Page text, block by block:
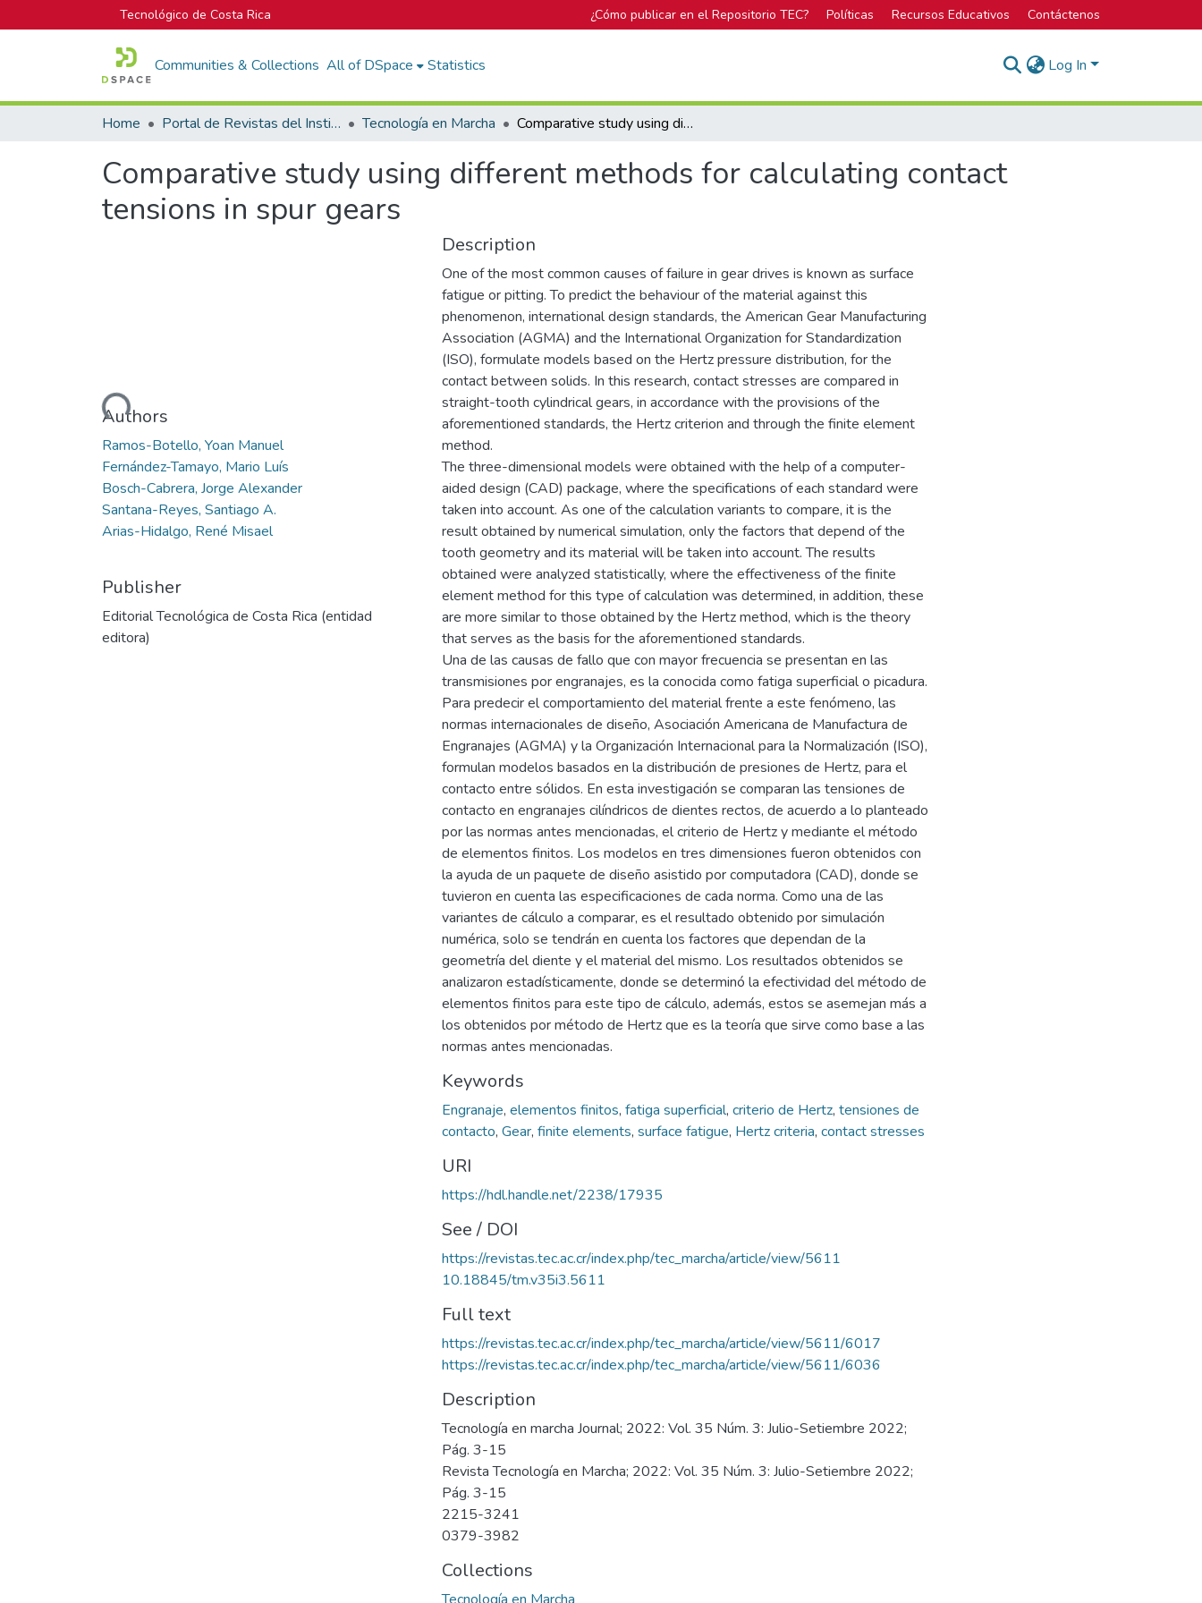
Tecnológico de Costa Rica ¿Cómo publicar en el Repositorio TEC? Políticas Recursos Educativos Contáctenos
Communities & Collections All of DSpace Statistics Log In
Home Portal de Revistas del Instituto Tecnológico de Costa Rica Tecnología en Marcha Comparative study using different methods for calculating contact tensions in spur gears
Comparative study using different methods for calculating contact
tensions in spur gears
Loading...
Authors
Ramos-Botello, Yoan Manuel
Fernández-Tamayo, Mario Luís
Bosch-Cabrera, Jorge Alexander
Santana-Reyes, Santiago A.
Arias-Hidalgo, René Misael
Publisher
Editorial Tecnológica de Costa Rica (entidad
editora)
Description
One of the most common causes of failure in gear drives is known as surface
fatigue or pitting. To predict the behaviour of the material against this
phenomenon, international design standards, the American Gear Manufacturing
Association (AGMA) and the International Organization for Standardization
(ISO), formulate models based on the Hertz pressure distribution, for the
contact between solids. In this research, contact stresses are compared in
straight-tooth cylindrical gears, in accordance with the provisions of the
aforementioned standards, the Hertz criterion and through the finite element
method.
The three-dimensional models were obtained with the help of a computer-
aided design (CAD) package, where the specifications of each standard were
taken into account. As one of the calculation variants to compare, it is the
result obtained by numerical simulation, only the factors that depend of the
tooth geometry and its material will be taken into account. The results
obtained were analyzed statistically, where the effectiveness of the finite
element method for this type of calculation was determined, in addition, these
are more similar to those obtained by the Hertz method, which is the theory
that serves as the basis for the aforementioned standards.
Una de las causas de fallo que con mayor frecuencia se presentan en las
transmisiones por engranajes, es la conocida como fatiga superficial o picadura.
Para predecir el comportamiento del material frente a este fenómeno, las
normas internacionales de diseño, Asociación Americana de Manufactura de
Engranajes (AGMA) y la Organización Internacional para la Normalización (ISO),
formulan modelos basados en la distribución de presiones de Hertz, para el
contacto entre sólidos. En esta investigación se comparan las tensiones de
contacto en engranajes cilíndricos de dientes rectos, de acuerdo a lo planteado
por las normas antes mencionadas, el criterio de Hertz y mediante el método
de elementos finitos. Los modelos en tres dimensiones fueron obtenidos con
la ayuda de un paquete de diseño asistido por computadora (CAD), donde se
tuvieron en cuenta las especificaciones de cada norma. Como una de las
variantes de cálculo a comparar, es el resultado obtenido por simulación
numérica, solo se tendrán en cuenta los factores que dependan de la
geometría del diente y el material del mismo. Los resultados obtenidos se
analizaron estadísticamente, donde se determinó la efectividad del método de
elementos finitos para este tipo de cálculo, además, estos se asemejan más a
los obtenidos por método de Hertz que es la teoría que sirve como base a las
normas antes mencionadas.
Keywords
Engranaje, elementos finitos, fatiga superficial, criterio de Hertz, tensiones de
contacto, Gear, finite elements, surface fatigue, Hertz criteria, contact stresses
URI
https://hdl.handle.net/2238/17935
See / DOI
https://revistas.tec.ac.cr/index.php/tec_marcha/article/view/5611
10.18845/tm.v35i3.5611
Full text
https://revistas.tec.ac.cr/index.php/tec_marcha/article/view/5611/6017
https://revistas.tec.ac.cr/index.php/tec_marcha/article/view/5611/6036
Description
Tecnología en marcha Journal; 2022: Vol. 35 Núm. 3: Julio-Setiembre 2022;
Pág. 3-15
Revista Tecnología en Marcha; 2022: Vol. 35 Núm. 3: Julio-Setiembre 2022;
Pág. 3-15
2215-3241
0379-3982
Collections